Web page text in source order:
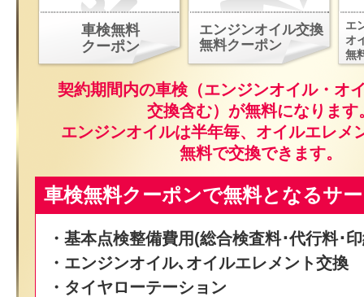
車検無料
クーポン
エンジンオイル交換
無料クーポン
エ
オ
無
契約期間内の車検（エンジンオイル・オ
交換含む）が無料になります
エンジンオイルは半年毎、オイルエレメ
無料で交換できます。
車検無料クーポンで無料となるサ
・基本点検整備費用(総合検査料･代行料･
・エンジンオイル､オイルエレメント交換
・タイヤローテーション